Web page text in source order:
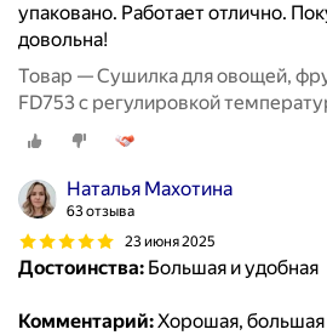
упаковано. Работает отлично.
довольна!
Товар — Сушилка для овощей,
FD753 с регулировкой
градусов, 5 прозрачных поддонов,
Наталья Махотина
63 отзыва
23 июня 2025
Достоинства: Большая и удобная
Комментарий:Хорошая, большая